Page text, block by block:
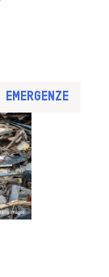
Emergenze